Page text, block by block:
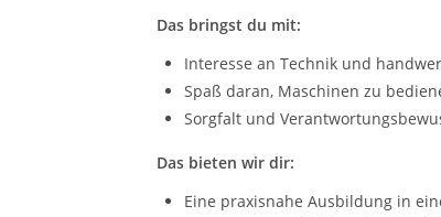
Das bringst du mit:
Interesse an Technik und
Spaß daran, Maschinen zu
Sorgfalt und
Das bieten wir dir:
Eine praxisnahe Ausbildung in